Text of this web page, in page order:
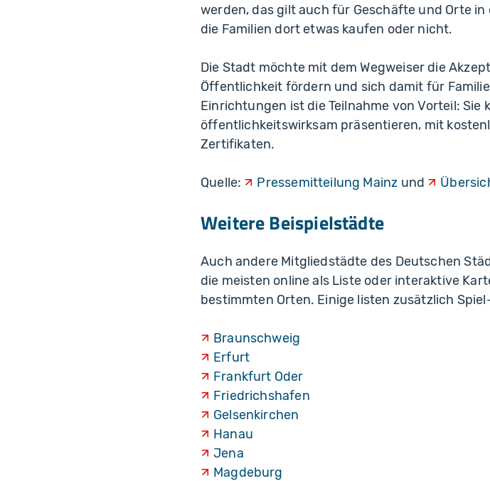
werden, das gilt auch für Geschäfte und Orte
die Familien dort etwas kaufen oder nicht.
Die Stadt möchte mit dem Wegweiser die
Öffentlichkeit fördern und sich damit für
Einrichtungen ist die Teilnahme von Vorteil:
öffentlichkeitswirksam präsentieren, mit
Zertifikaten.
Quelle: Pressemitteilung Mainz und
Weitere Beispielstädte
Auch andere Mitgliedstädte des Deutschen
die meisten online als Liste oder interaktive
bestimmten Orten. Einige listen zusätzlich
Braunschweig
Erfurt
Frankfurt Oder
Friedrichshafen
Gelsenkirchen
Hanau
Jena
Magdeburg